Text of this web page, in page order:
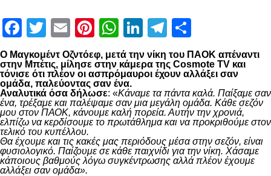
Facebook
Twitter
EmailPinterest
WhatsApp
LinkedIn
Telegram
Ο Μαγκομέντ Οζντόεφ, μετά την νίκη του ΠΑΟΚ απέναντι
στην Μπέτις, μίλησε στην κάμερα της Cosmote TV και
τόνισε ότι πλέον οι ασπρόμαυροι έχουν αλλάξει σαν
ομάδα, παλεύοντας σαν ένα.
Αναλυτικά όσα δήλωσε: «Κάναμε τα πάντα καλά. Παίξαμε σαν
ένα, τρέξαμε και παλέψαμε σαν μια μεγάλη ομάδα. Κάθε σεζόν
μου στον ΠΑΟΚ, κάνουμε καλή πορεία. Αυτήν την χρονιά,
ελπίζω να κερδίσουμε το πρωτάθλημα και να προκριθούμε στον
τελικό του κυπέλλου.
Θα έχουμε και τις κακές μας περιόδους μέσα στην σεζόν, είναι
φυσιολογικό. Παίζουμε σε κάθε παιχνίδι για την νίκη. Χάσαμε
κάποιους βαθμούς λόγω συγκέντρωσης αλλά πλέον έχουμε
αλλάξει σαν ομάδα».